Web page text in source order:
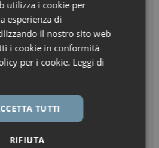
utilizza i cookie per
esperienza di
il nostro sito web
i cookie in conformità
per i cookie. Leggi di
TUTTI
RIFIUTA